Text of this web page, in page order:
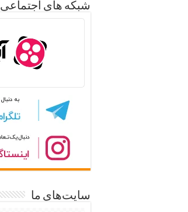
شبکه های اجتماعی
سایت‌های ما